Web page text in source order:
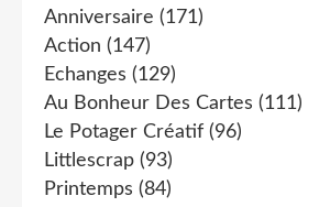
Anniversaire (171)
Action (147)
Echanges (129)
Au Bonheur Des Cartes (111)
Le Potager Créatif (96)
Littlescrap (93)
Printemps (84)